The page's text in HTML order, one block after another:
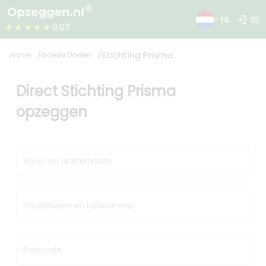
★★★★★ 9.07
- NL login menu
Home Goede Doelen Stichting Prisma
Direct Stichting Prisma
opzeggen
Voor- en achternaam
Straatnaam en huisnummer
Postcode